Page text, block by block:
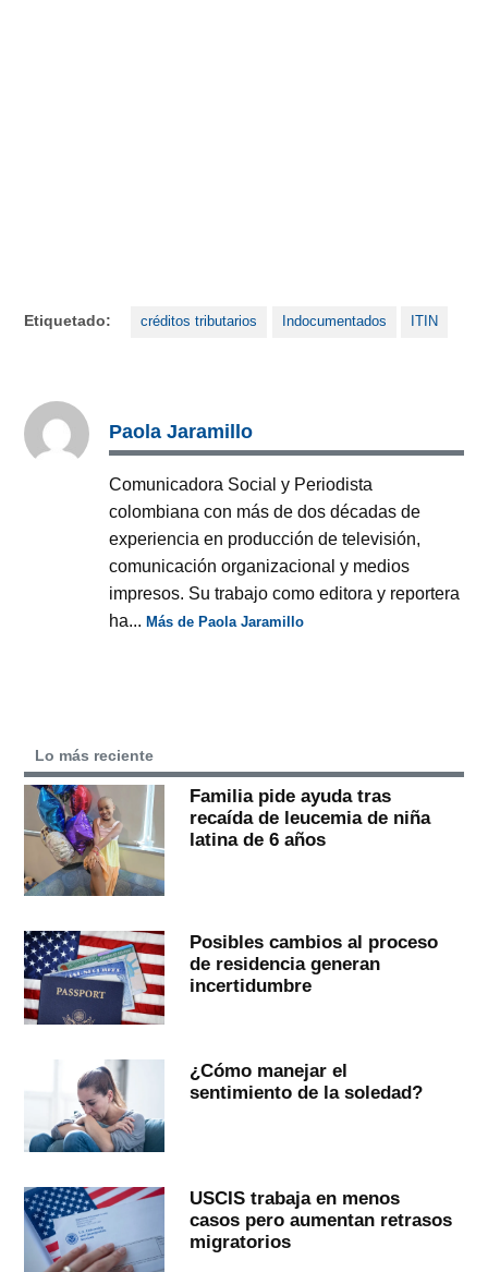
Etiquetado: créditos tributarios Indocumentados ITIN
Paola Jaramillo
Comunicadora Social y Periodista
colombiana con más de dos décadas de
experiencia en producción de televisión,
comunicación organizacional y medios
impresos. Su trabajo como editora y reportera
ha...Más de Paola Jaramillo
Lo más reciente
Familia pide ayuda tras
recaída de leucemia de niña
latina de 6 años
Posibles cambios al proceso
de residencia generan
incertidumbre
¿Cómo manejar el
sentimiento de la soledad?
USCIS trabaja en menos
casos pero aumentan retrasos
migratorios